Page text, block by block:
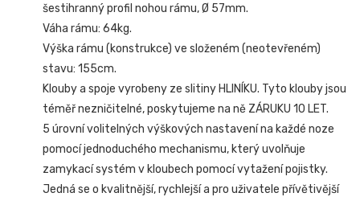
šestihranný profil nohou rámu, Ø 57mm.
Váha rámu: 64kg.
Výška rámu (konstrukce) ve složeném (neotevřeném)
stavu: 155cm.
Klouby a spoje vyrobeny ze slitiny HLINÍKU. Tyto klouby jsou
téměř nezničitelné, poskytujeme na ně ZÁRUKU 10 LET.
5 úrovní volitelných výškových nastavení na každé noze
pomocí jednoduchého mechanismu, který uvolňuje
zamykací systém v kloubech pomocí vytažení pojistky.
Jedná se o kvalitnější, rychlejší a pro uživatele přívětivější